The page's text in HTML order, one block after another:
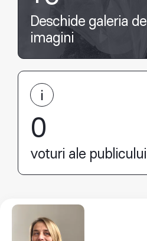
Deschide galeria de
imagini
0
voturi ale publicului